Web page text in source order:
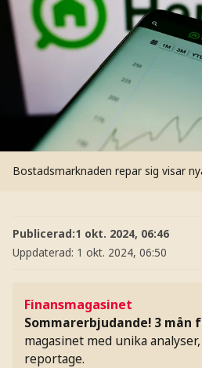
Bostadsmarknaden repar sig visar
Publicerad:1 okt. 2024, 06:46
Uppdaterad: 1 okt. 2024, 06:50
Finansmagasinet
Sommarerbjudande! 3 mån
magasinet med unika
reportage.